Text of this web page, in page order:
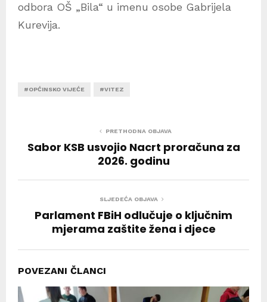
odbora OŠ „Bila“ u imenu osobe Gabrijela
Kurevija.
#OPĆINSKO VIJEĆE #VITEZ
PRETHODNA OBJAVA
Sabor KSB usvojio Nacrt proračuna za
2026. godinu
SLJEDEĆA OBJAVA
Parlament FBiH odlučuje o ključnim
mjerama zaštite žena i djece
POVEZANI ČLANCI